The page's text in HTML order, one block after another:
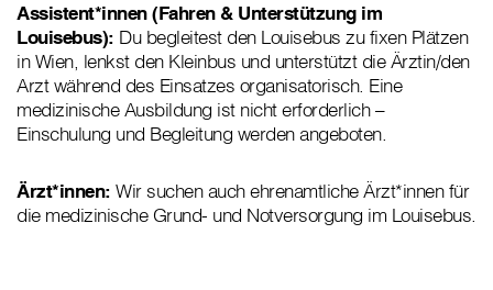
Assistent*innen (Fahren & Unterstützung im
Louisebus): Du begleitest den Louisebus zu fixen Plätzen
in Wien, lenkst den Kleinbus und unterstützt die Ärztin/den
Arzt während des Einsatzes organisatorisch. Eine
medizinische Ausbildung ist nicht erforderlich –
Einschulung und Begleitung werden angeboten.
Ärzt*innen: Wir suchen auch ehrenamtliche Ärzt*innen für
die medizinische Grund- und Notversorgung im Louisebus.